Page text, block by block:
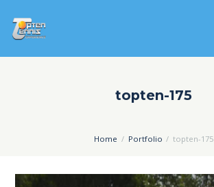
topten-175
Home Portfolio topten-175